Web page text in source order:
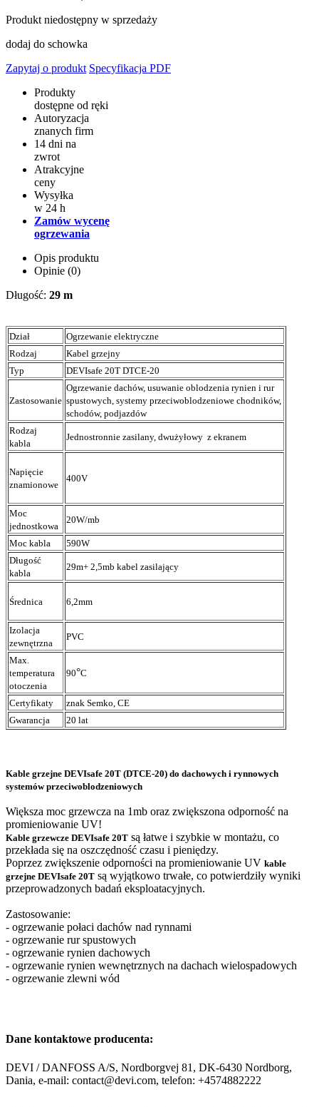
Produkt niedostępny w sprzedaży
dodaj do schowka
Zapytaj o produkt Specyfikacja PDF
Produkty
dostępne od ręki
Autoryzacja
znanych firm
14 dni na
zwrot
Atrakcyjne
ceny
Wysyłka
w 24 h
Zamów wycenę
ogrzewania
Opis produktu
Opinie (0)
Długość: 29 m
Dział
Ogrzewanie elektryczne
Rodzaj
Kabel grzejny
Typ
DEVIsafe 20T DTCE-20
Zastosowanie
Ogrzewanie dachów, usuwanie oblodzenia rynien i rur
spustowych, systemy przeciwoblodzeniowe chodników,
schodów, podjazdów
Rodzaj
kabla
Jednostronnie zasilany, dwużyłowy z ekranem
Napięcie
znamionowe
400V
Moc
jednostkowa
20W/mb
Moc kabla
590W
Długość
kabla
29m+ 2,5mb kabel zasilający
Średnica 6,2mm
Izolacja
zewnętrzna
PVC
Max.
temperatura
otoczenia
90°C
Certyfikaty
znak Semko, CE
Gwarancja
20 lat
Kable grzejne DEVIsafe 20T (DTCE-20) do dachowych i rynnowych
systemów przeciwoblodzeniowych
Większa moc grzewcza na 1mb oraz zwiększona odporność na
promieniowanie UV!
Kable grzewcze DEVIsafe 20T są łatwe i szybkie w montażu, co
przekłada się na oszczędność czasu i pieniędzy.
Poprzez zwiększenie odporności na promieniowanie UV kable
grzejne DEVIsafe 20T są wyjątkowo trwałe, co potwierdziły wyniki
przeprowadzonych badań eksploatacyjnych.
Zastosowanie:
- ogrzewanie połaci dachów nad rynnami
- ogrzewanie rur spustowych
- ogrzewanie rynien dachowych
- ogrzewanie rynien wewnętrznych na dachach wielospadowych
- ogrzewanie zlewni wód
Dane kontaktowe producenta:
DEVI / DANFOSS A/S, Nordborgvej 81, DK-6430 Nordborg,
Dania, e-mail: contact@devi.com, telefon: +4574882222